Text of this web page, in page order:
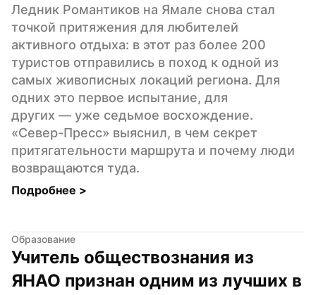
Ледник Романтиков на Ямале снова стал
точкой притяжения для любителей
активного отдыха: в этот раз более 200
туристов отправились в поход к одной из
самых живописных локаций региона. Для
одних это первое испытание, для
других — уже седьмое восхождение.
«Север-Пресс» выяснил, в чем секрет
притягательности маршрута и почему люди
возвращаются туда.
Подробнее >
Образование
Учитель обществознания из
ЯНАО признан одним из лучших в